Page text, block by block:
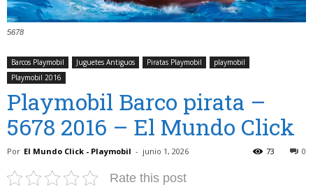
5678
Barcos Playmobil Juguetes Antiguos Piratas Playmobil
playmobil
Playmobil 2016
Playmobil Barco pirata –
5678 2016 – El Mundo Click
Por El Mundo Click - Playmobil - junio 1, 2026 0
73
Rate this post